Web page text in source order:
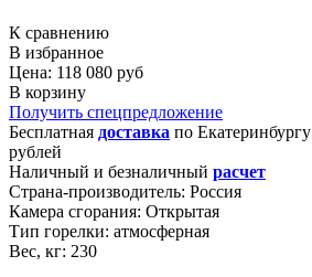
К сравнению
В избранное
Цена: 118 080 руб
В корзину
Получить спецпредложение
Бесплатная доставка по Екатеринбургу
рублей
Наличный и безналичный расчет
Страна-производитель: Россия
Камера сгорания: Открытая
Тип горелки: атмосферная
Вес, кг: 230